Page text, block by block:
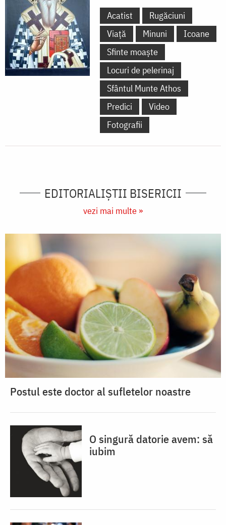
Acatist
Rugăciuni
Viață
Minuni
Icoane
Sfinte moaște
Locuri de pelerinaj
Sfântul Munte Athos
Predici
Video
Fotografii
EDITORIALIȘTII BISERICII
vezi mai multe »
Postul este doctor al sufletelor noastre
O singură datorie avem: să
iubim